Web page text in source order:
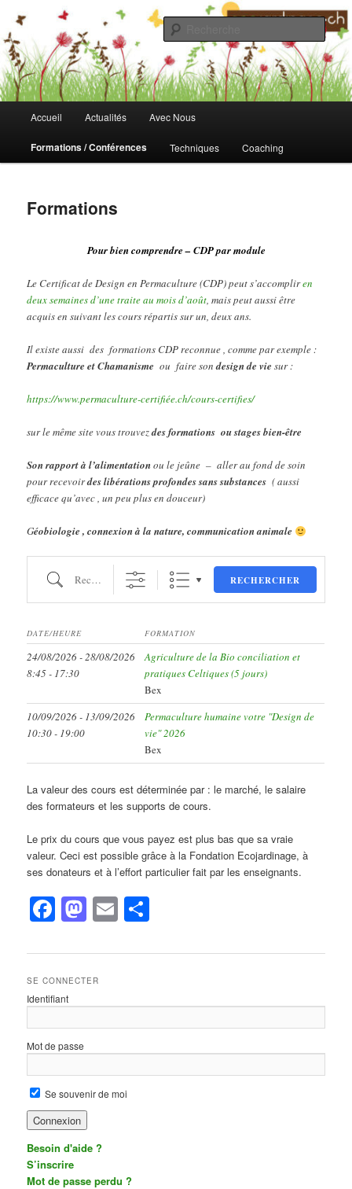
contenu
principalFondation Ecojardinage
principal
Accueil Actualités Avec Nous
Formations / Conférences Techniques Coaching
Formations
Pour bien comprendre – CDP par module
Le Certificat de Design en Permaculture (CDP) peut s’accompliren
deux semaines d’une traite au mois d’août, mais peut aussi être
acquis en suivant les cours répartis sur un, deux ans.
Il existe aussi des formations CDP reconnue , comme par exemple :
Permaculture et Chamanisme ou faire sondesign de vie sur :
https://www.permaculture-certifiée.ch/cours-certifies/
sur le même site vous trouvezdes formations ou stages bien-être
Son rapport à l’alimentationou le jeûne – aller au fond de soin
pour recevoirdes libérations profondes sans substances ( aussi
efficace qu’avec , un peu plus en douceur)
Géobiologie , connexion à la nature, communication animale
Recherche
RECHERCHER
DATE/HEURE FORMATION
24/08/2026 - 28/08/2026
8:45 - 17:30
Agriculture de la Bio conciliation et
pratiques Celtiques (5 jours)
Bex
10/09/2026 - 13/09/2026
10:30 - 19:00
Permaculture humaine votre "Design de
vie" 2026
Bex
La valeur des cours est déterminée par : le marché, le salaire
des formateurs et les supports de cours.
Le prix du cours que vous payez est plus bas que sa vraie
valeur. Ceci est possible grâce à la Fondation Ecojardinage, à
ses donateurs et à l’effort particulier fait par les enseignants.
Facebook
Mastodon
Email
SE CONNECTER
Identifiant
Mot de passe
Se souvenir de moi
Besoin d'aide ?
S’inscrire
Mot de passe perdu ?